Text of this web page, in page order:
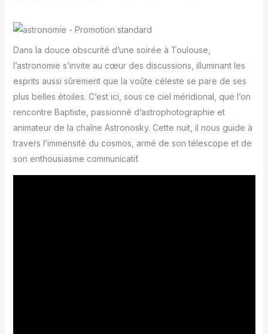
Dans la douce obscurité d’une soirée à Toulouse,
l’astronomie s’invite au cœur des discussions, illuminant les
esprits aussi sûrement que la voûte céleste se pare de ses
plus belles étoiles. C’est ici, sous ce ciel méridional, que l’on
rencontre Baptiste, passionné d’astrophotographie et
animateur de la chaîne Astronosky. Cette nuit, il nous guide à
travers l’immensité du cosmos, armé de son télescope et de
son enthousiasme communicatif.